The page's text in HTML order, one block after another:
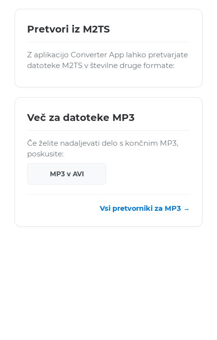
Pretvori iz M2TS
Z aplikacijo Converter App lahko pretvarjate
datoteke M2TS v številne druge formate:
Več za datoteke MP3
Če želite nadaljevati delo s končnim MP3,
poskusite:
MP3 v AVI
Vsi pretvorniki za MP3 →